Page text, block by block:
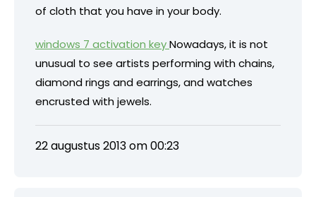
of cloth that you have in your body.
windows 7 activation keyNowadays, it is not
unusual to see artists performing with chains,
diamond rings and earrings, and watches
encrusted with jewels.
22 augustus 2013 om 00:23